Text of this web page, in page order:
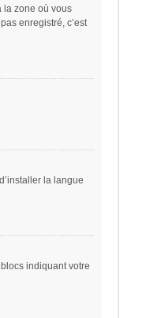
la zone où vous
enregistré, c’est
la langue
indiquant votre